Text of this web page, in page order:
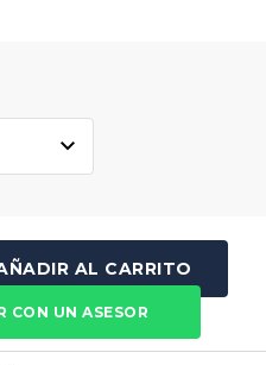
AL CARRITO
CON UN ASESOR